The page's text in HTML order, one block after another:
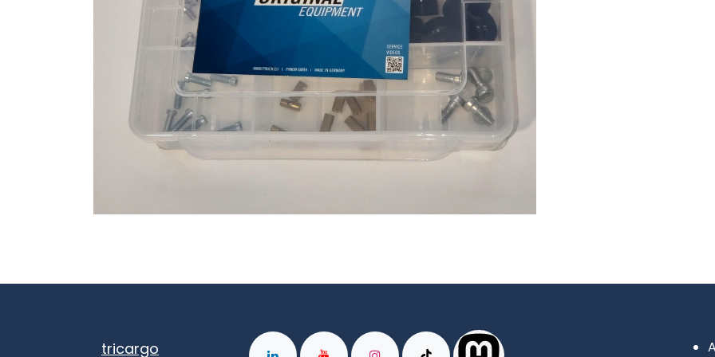
tricargo